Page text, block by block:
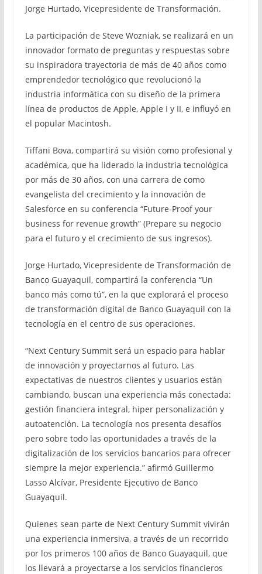
Jorge Hurtado, Vicepresidente de Transformación.
La participación de Steve Wozniak, se realizará en un
innovador formato de preguntas y respuestas sobre
su inspiradora trayectoria de más de 40 años como
emprendedor tecnológico que revolucionó la
industria informática con su diseño de la primera
línea de productos de Apple, Apple I y II, e influyó en
el popular Macintosh.
Tiffani Bova, compartirá su visión como profesional y
académica, que ha liderado la industria tecnológica
por más de 30 años, con una carrera de como
evangelista del crecimiento y la innovación de
Salesforce en su conferencia “Future-Proof your
business for revenue growth” (Prepare su negocio
para el futuro y el crecimiento de sus ingresos).
Jorge Hurtado, Vicepresidente de Transformación de
Banco Guayaquil, compartirá la conferencia “Un
banco más como tú”, en la que explorará el proceso
de transformación digital de Banco Guayaquil con la
tecnología en el centro de sus operaciones.
“Next Century Summit será un espacio para hablar
de innovación y proyectarnos al futuro. Las
expectativas de nuestros clientes y usuarios están
cambiando, buscan una experiencia más conectada:
gestión financiera integral, hiper personalización y
autoatención. La tecnología nos presenta desafíos
pero sobre todo las oportunidades a través de la
digitalización de los servicios bancarios para ofrecer
siempre la mejor experiencia.” afirmó Guillermo
Lasso Alcívar, Presidente Ejecutivo de Banco
Guayaquil.
Quienes sean parte de Next Century Summit vivirán
una experiencia inmersiva, a través de un recorrido
por los primeros 100 años de Banco Guayaquil, que
los llevará a proyectarse a los servicios financieros